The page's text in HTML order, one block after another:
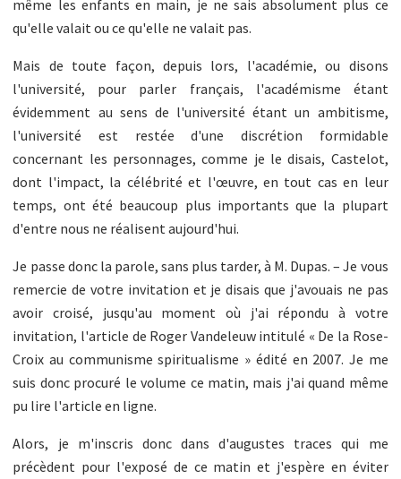
même les enfants en main, je ne sais absolument plus ce
qu'elle valait ou ce qu'elle ne valait pas.
Mais de toute façon, depuis lors, l'académie, ou disons
l'université, pour parler français, l'académisme étant
évidemment au sens de l'université étant un ambitisme,
l'université est restée d'une discrétion formidable
concernant les personnages, comme je le disais, Castelot,
dont l'impact, la célébrité et l'œuvre, en tout cas en leur
temps, ont été beaucoup plus importants que la plupart
d'entre nous ne réalisent aujourd'hui.
Je passe donc la parole, sans plus tarder, à M. Dupas. – Je vous
remercie de votre invitation et je disais que j'avouais ne pas
avoir croisé, jusqu'au moment où j'ai répondu à votre
invitation, l'article de Roger Vandeleuw intitulé « De la Rose-
Croix au communisme spiritualisme » édité en 2007. Je me
suis donc procuré le volume ce matin, mais j'ai quand même
pu lire l'article en ligne.
Alors, je m'inscris donc dans d'augustes traces qui me
précèdent pour l'exposé de ce matin et j'espère en éviter